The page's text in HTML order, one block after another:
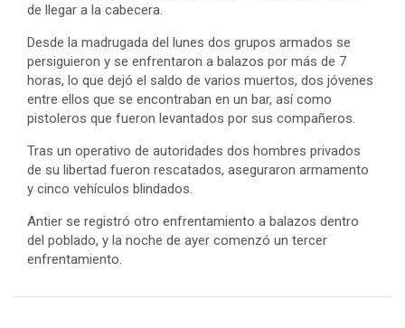
de llegar a la cabecera.
Desde la madrugada del lunes dos grupos armados se
persiguieron y se enfrentaron a balazos por más de 7
horas, lo que dejó el saldo de varios muertos, dos jóvenes
entre ellos que se encontraban en un bar, así como
pistoleros que fueron levantados por sus compañeros.
Tras un operativo de autoridades dos hombres privados
de su libertad fueron rescatados, aseguraron armamento
y cinco vehículos blindados.
Antier se registró otro enfrentamiento a balazos dentro
del poblado, y la noche de ayer comenzó un tercer
enfrentamiento.